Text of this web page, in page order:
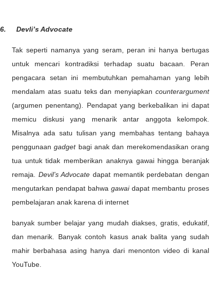
6. Devli’s Advocate
Tak seperti namanya yang seram, peran ini hanya bertugas
untuk mencari kontradiksi terhadap suatu bacaan. Peran
pengacara setan ini membutuhkan pemahaman yang lebih
mendalam atas suatu teks dan menyiapkan counterargument
(argumen penentang). Pendapat yang berkebalikan ini dapat
memicu diskusi yang menarik antar anggota kelompok.
Misalnya ada satu tulisan yang membahas tentang bahaya
penggunaangadget bagi anak dan merekomendasikan orang
tua untuk tidak memberikan anaknya gawai hingga beranjak
remaja. Devil’s Advocatedapat memantik perdebatan dengan
mengutarkan pendapat bahwa gawai dapat membantu proses
pembelajaran anak karena di internet
banyak sumber belajar yang mudah diakses, gratis, edukatif,
dan menarik. Banyak contoh kasus anak balita yang sudah
mahir berbahasa asing hanya dari menonton video di kanal
YouTube.